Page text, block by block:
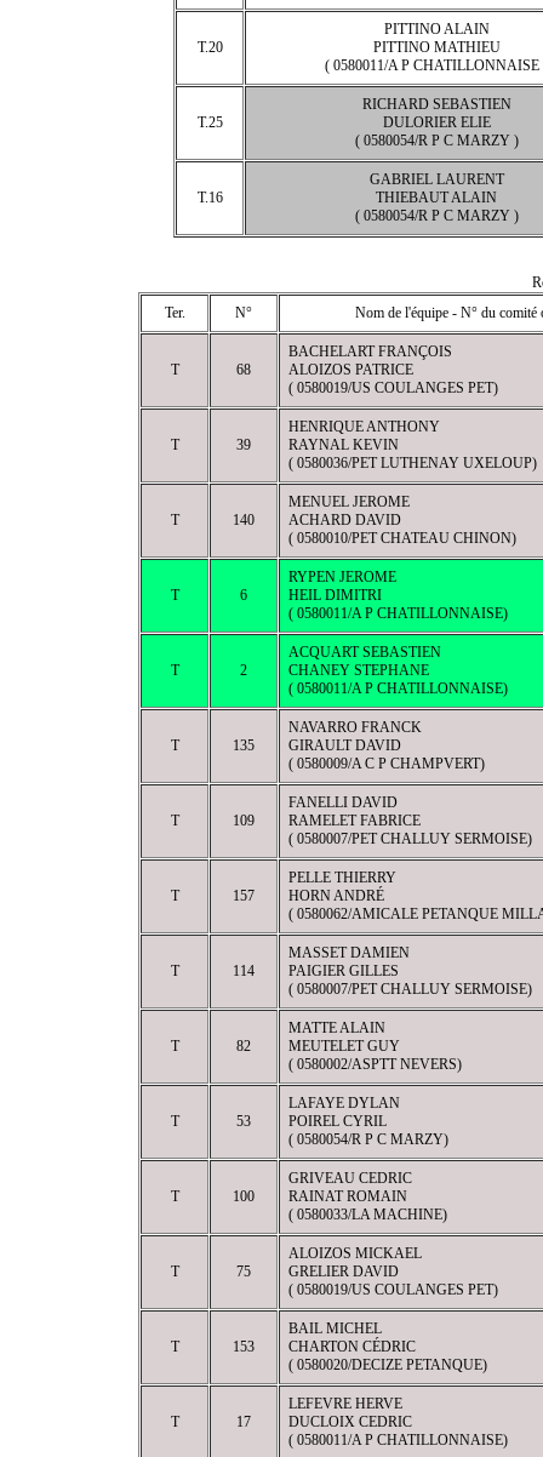
T.20
PITTINO ALAIN
PITTINO MATHIEU
( 0580011/A P CHATILLONNAISE
T.25
RICHARD SEBASTIEN
DULORIER ELIE
( 0580054/R P C MARZY )
T.16
GABRIEL LAURENT
THIEBAUT ALAIN
( 0580054/R P C MARZY )
Ter.
N° Nom de l'équipe - N° du comité
T 68
BACHELART FRANÇOIS
ALOIZOS PATRICE
( 0580019/US COULANGES PET)
T 39
HENRIQUE ANTHONY
RAYNAL KEVIN
( 0580036/PET LUTHENAY UXELOUP)
T 140
MENUEL JEROME
ACHARD DAVID
( 0580010/PET CHATEAU CHINON)
T 6
RYPEN JEROME
HEIL DIMITRI
( 0580011/A P CHATILLONNAISE)
T 2
ACQUART SEBASTIEN
CHANEY STEPHANE
( 0580011/A P CHATILLONNAISE)
T 135
NAVARRO FRANCK
GIRAULT DAVID
( 0580009/A C P CHAMPVERT)
T 109
FANELLI DAVID
RAMELET FABRICE
( 0580007/PET CHALLUY SERMOISE)
T 157
PELLE THIERRY
HORN ANDRÉ
( 0580062/AMICALE PETANQUE
T 114
MASSET DAMIEN
PAIGIER GILLES
( 0580007/PET CHALLUY SERMOISE)
T 82
MATTE ALAIN
MEUTELET GUY
( 0580002/ASPTT NEVERS)
T 53
LAFAYE DYLAN
POIREL CYRIL
( 0580054/R P C MARZY)
T 100
GRIVEAU CEDRIC
RAINAT ROMAIN
( 0580033/LA MACHINE)
T 75
ALOIZOS MICKAEL
GRELIER DAVID
( 0580019/US COULANGES PET)
T 153
BAIL MICHEL
CHARTON CÉDRIC
( 0580020/DECIZE PETANQUE)
T 17
LEFEVRE HERVE
DUCLOIX CEDRIC
( 0580011/A P CHATILLONNAISE)